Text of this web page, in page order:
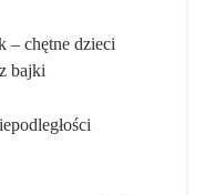
– chętne dzieci
bajki